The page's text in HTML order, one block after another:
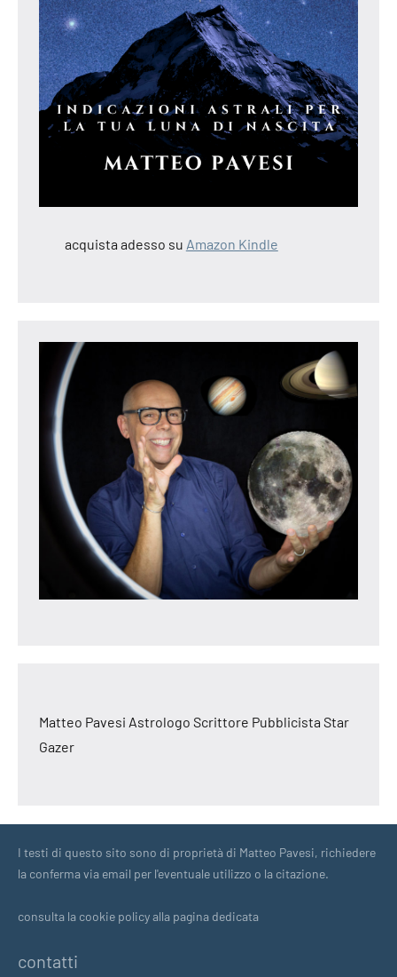
posizione
luna
astrologica
significato
luna
nell'oroscopo
acquista adesso su Amazon Kindle
Matteo Pavesi Astrologo Scrittore Pubblicista Star
Gazer
I testi di questo sito sono di proprietà di Matteo Pavesi, richiedere
la conferma via email per l'eventuale utilizzo o la citazione.
consulta la cookie policy alla pagina dedicata
contatti